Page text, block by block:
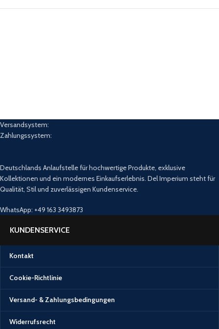
Versandsystem:
Zahlungssystem:
Deutschlands Anlaufstelle für hochwertige Produkte, exklusive
Kollektionen und ein modernes Einkaufserlebnis. Del Imperium steht für
Qualität, Stil und zuverlässigen Kundenservice.
WhatsApp: +49 163 3493873
KUNDENSERVICE
Kontakt
Cookie-Richtlinie
Versand- & Zahlungsbedingungen
Widerrufsrecht